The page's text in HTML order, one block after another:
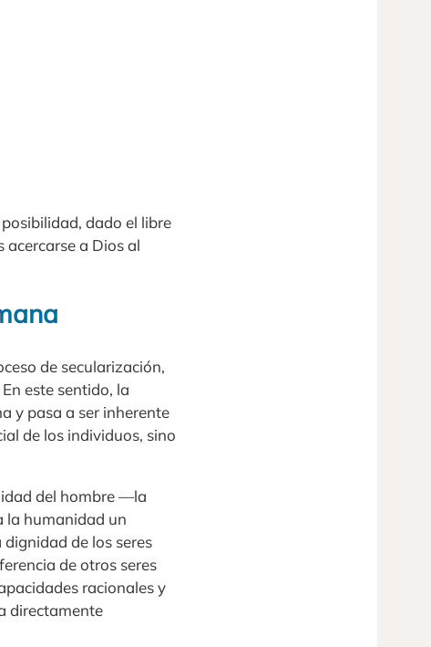
dado el libre
a Dios al
de secularización,
este sentido, la
y pasa a ser inherente
de los individuos, sino
del hombre —la
la humanidad un
de los seres
de otros seres
racionales y
directamente